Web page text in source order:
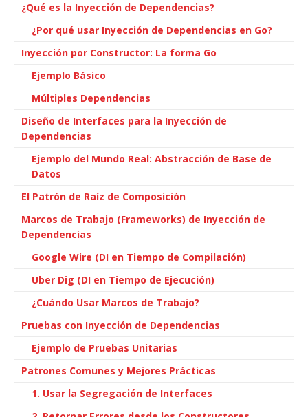
¿Qué es la Inyección de Dependencias?
¿Por qué usar Inyección de Dependencias en Go?
Inyección por Constructor: La forma Go
Ejemplo Básico
Múltiples Dependencias
Diseño de Interfaces para la Inyección de
Dependencias
Ejemplo del Mundo Real: Abstracción de Base de
Datos
El Patrón de Raíz de Composición
Marcos de Trabajo (Frameworks) de Inyección de
Dependencias
Google Wire (DI en Tiempo de Compilación)
Uber Dig (DI en Tiempo de Ejecución)
¿Cuándo Usar Marcos de Trabajo?
Pruebas con Inyección de Dependencias
Ejemplo de Pruebas Unitarias
Patrones Comunes y Mejores Prácticas
1. Usar la Segregación de Interfaces